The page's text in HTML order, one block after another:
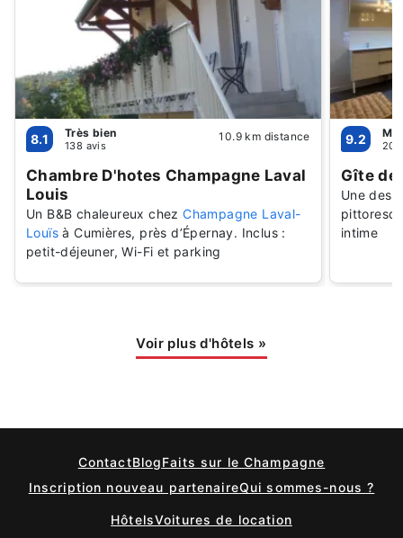
8.1 Très bien
138 avis
10.9 km distance
Chambre D'hotes Champagne Laval
Louis
Un B&B chaleureux chezChampagne Laval-
Louïs à Cumières, près d’Épernay. Inclus :
petit-déjeuner, Wi-Fi et parking
9.2 20
Gîte de
Une
intime
Voir plus d'hôtels »
ContactBlogFaits sur le Champagne
Inscription nouveau partenaireQui sommes-nous ?
HôtelsVoitures de location